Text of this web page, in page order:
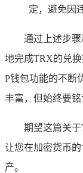
定，避免因
通过上述步
地完成TRX的兑
P钱包功能的不断
丰富，但始终要铭
期望这篇关
让您在加密货币
产。